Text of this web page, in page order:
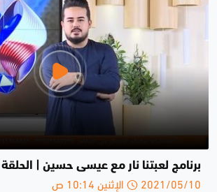
برنامج لعبتنا نار مع عيسى حسين | الحلقة 27
2021/05/10 الإثنين 10:14 ص